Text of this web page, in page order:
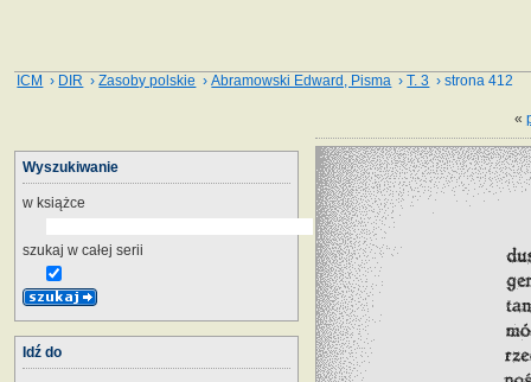
ICM › DIR ›Zasoby polskie ›Abramowski Edward, Pisma ›T. 3 › strona 412
«
Wyszukiwanie
w książce
szukaj w całej serii
Idź do